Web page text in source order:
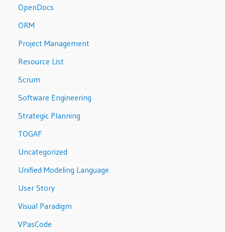
OpenDocs
ORM
Project Management
Resource List
Scrum
Software Engineering
Strategic Planning
TOGAF
Uncategorized
Unified Modeling Language
User Story
Visual Paradigm
VPasCode